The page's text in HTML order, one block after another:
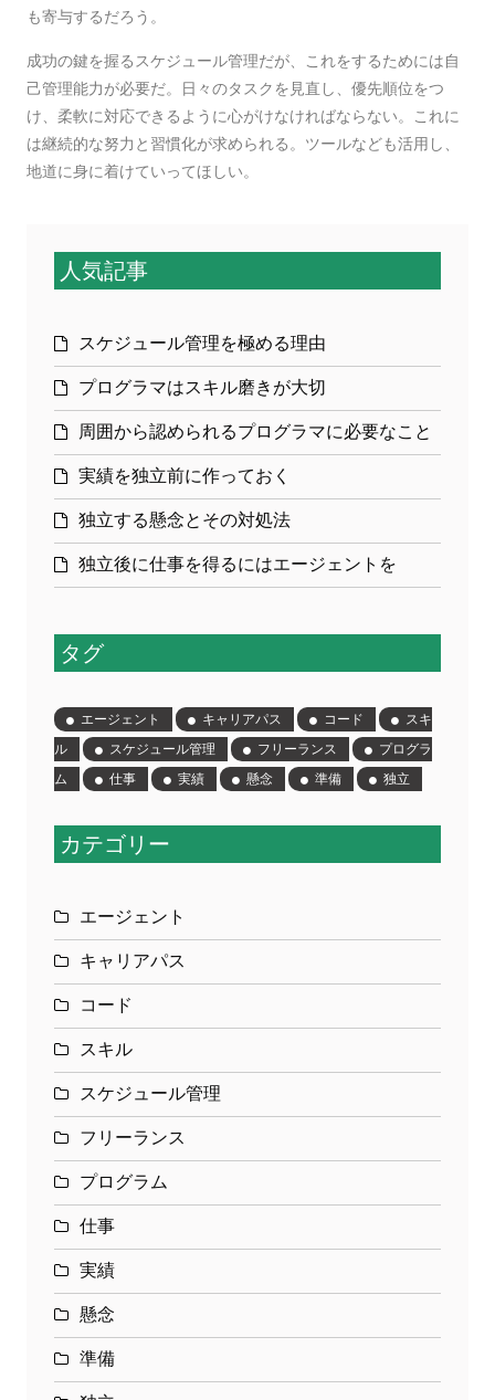
も寄与するだろう。
成功の鍵を握るスケジュール管理だが、これをするためには自
己管理能力が必要だ。日々のタスクを見直し、優先順位をつ
け、柔軟に対応できるように心がけなければならない。これに
は継続的な努力と習慣化が求められる。ツールなども活用し、
地道に身に着けていってほしい。
人気記事
スケジュール管理を極める理由
プログラマはスキル磨きが大切
周囲から認められるプログラマに必要なこと
実績を独立前に作っておく
独立する懸念とその対処法
独立後に仕事を得るにはエージェントを
タグ
エージェント キャリアパス コード
スキ
ル
スケジュール管理 フリーランス
プログラ
ム
仕事 実績 懸念 準備 独立
カテゴリー
エージェント
キャリアパス
コード
スキル
スケジュール管理
フリーランス
プログラム
仕事
実績
懸念
準備